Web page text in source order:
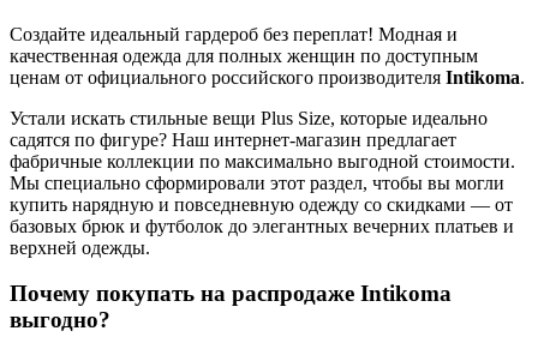
Создайте идеальный гардероб без переплат! Модная и
качественная одежда для полных женщин по доступным
ценам от официального российского производителя Intikoma.
Устали искать стильные вещи Plus Size, которые идеально
садятся по фигуре? Наш интернет-магазин предлагает
фабричные коллекции по максимально выгодной стоимости.
Мы специально сформировали этот раздел, чтобы вы могли
купить нарядную и повседневную одежду со скидками — от
базовых брюк и футболок до элегантных вечерних платьев и
верхней одежды.
Почему покупать на распродаже Intikoma
выгодно?